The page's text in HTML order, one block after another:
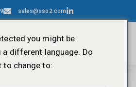
sales@sso2.com
Sensors
you might be
a different language. Do
to change to: